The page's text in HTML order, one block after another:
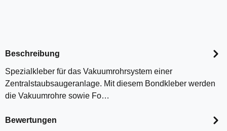
Beschreibung
Spezialkleber für das Vakuumrohrsystem einer
Zentralstaubsaugeranlage. Mit diesem Bondkleber werden
die Vakuumrohre sowie Fo…
Bewertungen